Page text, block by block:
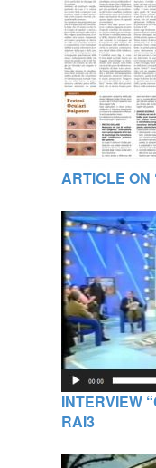
ARTICLE ON
INTERVIEW
RAI3